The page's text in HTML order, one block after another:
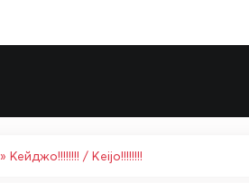
» Кейджо!!!!!!!! / Keijo!!!!!!!!